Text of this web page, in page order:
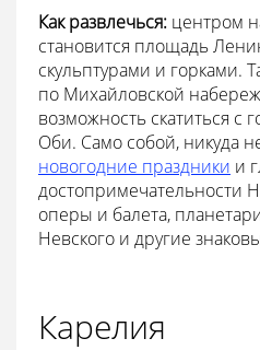
Как развлечься: центром
становится площадь
скульптурами и горками.
по Михайловской
возможность скатиться с
Оби. Само собой, никуда
новогодние праздники и
достопримечательности
оперы и балета,
Невского и другие
Карелия